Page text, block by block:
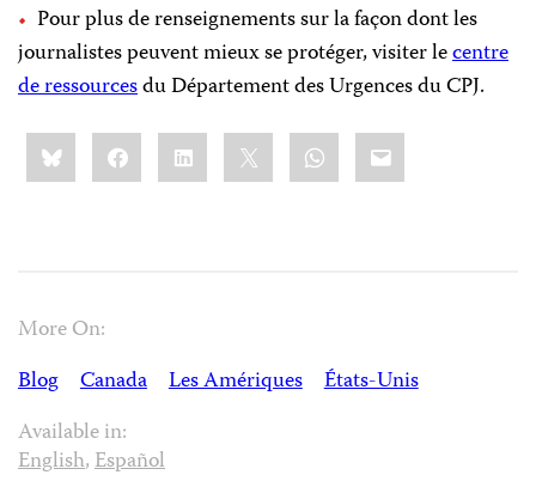
Pour plus de renseignements sur la façon dont les
journalistes peuvent mieux se protéger, visiter lecentre
de ressourcesdu Département des Urgences du CPJ.
Share
this:BlueskyFacebookLinkedIn WhatsApp
Email
More On:
Blog
Canada Les Amériques
États-Unis
Available in:
English,Español